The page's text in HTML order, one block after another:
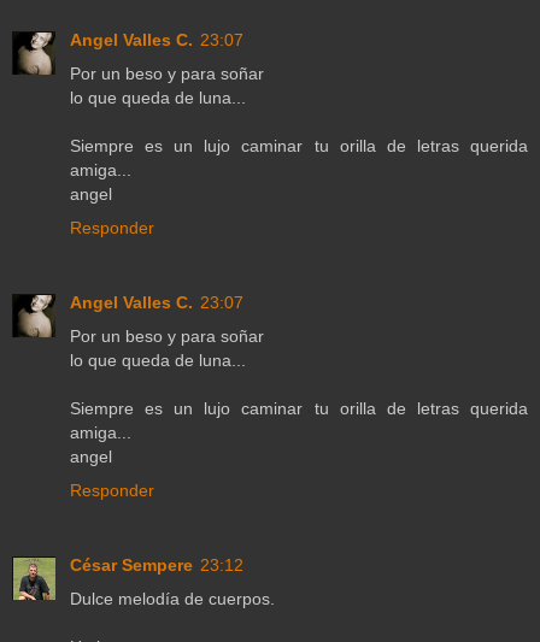
Angel Valles C. 23:07
Por un beso y para soñar
lo que queda de luna...
Siempre es un lujo caminar tu orilla de letras querida
amiga...
angel
Responder
Angel Valles C. 23:07
Por un beso y para soñar
lo que queda de luna...
Siempre es un lujo caminar tu orilla de letras querida
amiga...
angel
Responder
César Sempere 23:12
Dulce melodía de cuerpos.